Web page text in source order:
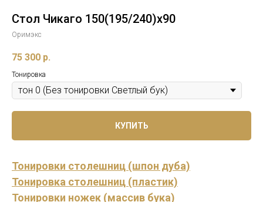
Стол Чикаго 150(195/240)x90
Оримэкс
75 300 р.
Тонировка
КУПИТЬ
Тонировки столешниц (шпон дуба)
Тонировка столешниц (пластик)
Тонировки ножек (массив бука)